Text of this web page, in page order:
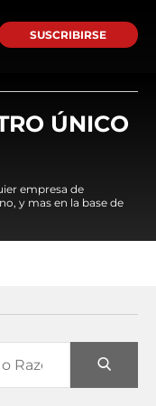
SUSCRIBIRSE
ÚNICO
empresa de
y mas en la base de